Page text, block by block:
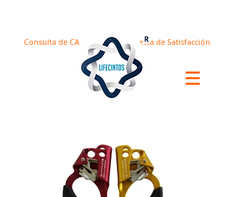
Encuesta de Satisfacción
Consulta de CA